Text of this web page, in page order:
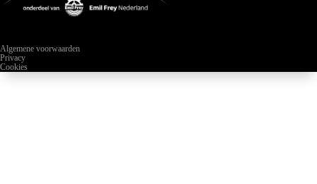
Algemene voorwaarden
Privacy
Cookies